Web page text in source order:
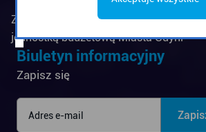
Zarząd Komunikacji Miejskiej w Gdyni
jednostką budżetową Miasta Gdyni
Biuletyn informacyjny
Zapisz się